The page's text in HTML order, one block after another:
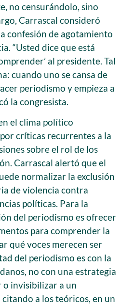
no censurándolo, sino
Carrascal consideró
confesión de agotamiento
“Usted dice que está
al presidente. Tal
cuando uno se cansa de
periodismo y empieza a
la congresista.
el clima político
críticas recurrentes a la
sobre el rol de los
Carrascal alertó que el
normalizar la exclusión
de violencia contra
políticas. Para la
del periodismo es ofrecer
para comprender la
qué voces merecen ser
del periodismo es con la
no con una estrategia
o invisibilizar a un
a los teóricos, en un